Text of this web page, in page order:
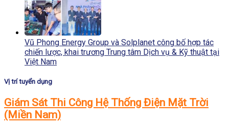
Vũ Phong Energy Group và Solplanet công bố hợp tác
chiến lược, khai trương Trung tâm Dịch vụ & Kỹ thuật tại
Việt Nam
Vị trí tuyển dụng
Giám Sát Thi Công Hệ Thống Điện Mặt Trời
(Miền Nam)